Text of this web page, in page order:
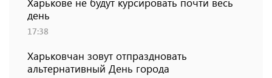
день
17:38
Харьковчан зовут отпраздновать
альтернативный День города